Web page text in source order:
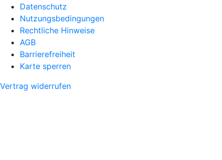
Datenschutz
Nutzungsbedingungen
Rechtliche Hinweise
AGB
Barrierefreiheit
Karte sperren
Vertrag widerrufen